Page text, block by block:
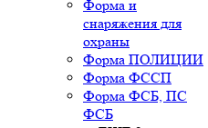
Форма и
снаряжения для
охраны
Форма ПОЛИЦИИ
Форма ФССП
Форма ФСБ, ПС
ФСБ